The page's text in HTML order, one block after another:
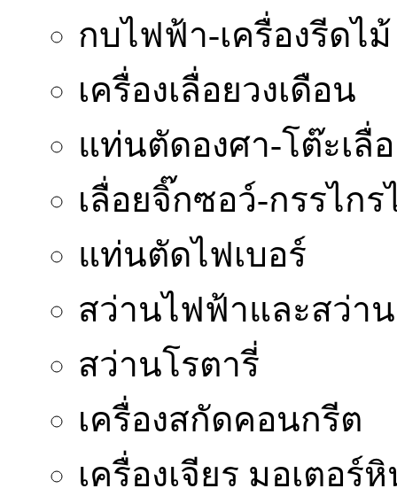
กบไฟฟ้า-เครื่องรีดไม้
เครื่องเลื่อยวงเดือน
แท่นตัดองศา-โต๊ะเลื่
เลื่อยจิ๊กซอว์-กรรไก
แท่นตัดไฟเบอร์
สว่านไฟฟ้าและสว่า
สว่านโรตารี่
เครื่องสกัดคอนกรีต
เครื่องเจียร มอเตอร์